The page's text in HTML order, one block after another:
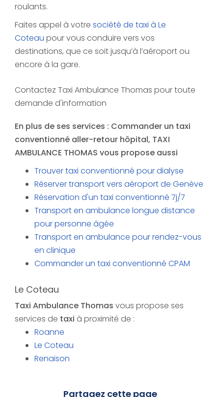
roulants.
Faites appel à votre société de taxi à Le
Coteau pour vous conduire vers vos
destinations, que ce soit jusqu’à l’aéroport ou
encore à la gare.
Contactez Taxi Ambulance Thomas pour toute
demande d'information
En plus de ses services : Commander un taxi
conventionné aller-retour hôpital, TAXI
AMBULANCE THOMAS vous propose aussi
Trouver taxi conventionné pour dialyse
Réserver transport vers aéroport de Genève
Réservation d'un taxi conventionné 7j/7
Transport en ambulance longue distance
pour personne âgée
Transport en ambulance pour rendez-vous
en clinique
Commander un taxi conventionné CPAM
Le Coteau
Taxi Ambulance Thomas vous propose ses
services de taxi à proximité de :
Roanne
Le Coteau
Renaison